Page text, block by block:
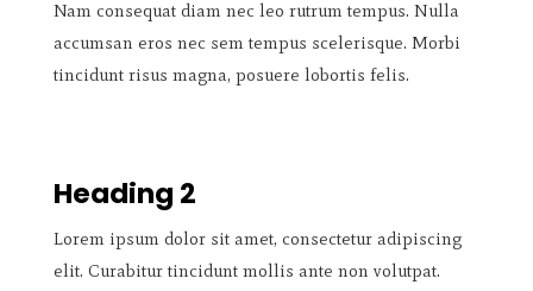
Nam consequat diam nec leo rutrum tempus. Nulla
accumsan eros nec sem tempus scelerisque. Morbi
tincidunt risus magna, posuere lobortis felis.
Heading 2
Lorem ipsum dolor sit amet, consectetur adipiscing
elit. Curabitur tincidunt mollis ante non volutpat.